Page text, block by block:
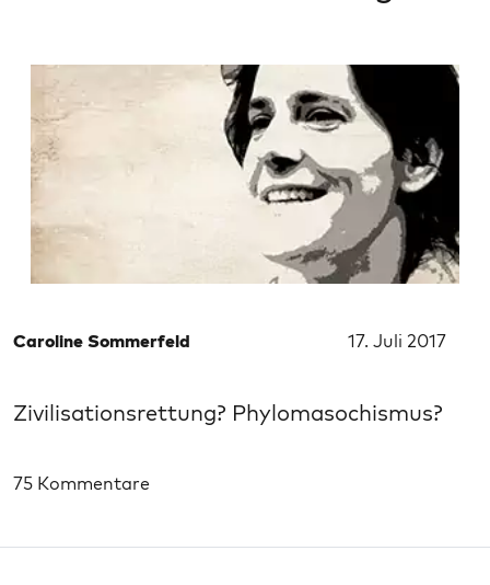
Caroline Sommerfeld 17. Juli 2017
Zivilisationsrettung? Phylomasochismus?
75 Kommentare